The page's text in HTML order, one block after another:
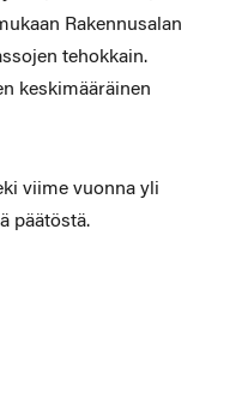
Rakennusalan
tehokkain.
keskimääräinen
viime vuonna yli
päätöstä.